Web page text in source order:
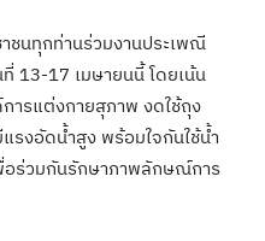
ชนทุกท่านร่วมงานประเพณี
13-17 เมษายนนี้ โดยเน้น
ารแต่งกายสุภาพ งดใช้ถุง
รงอัดน้ำสูง พร้อมใจกันใช้น้ำ
อร่วมกันรักษาภาพลักษณ์การ